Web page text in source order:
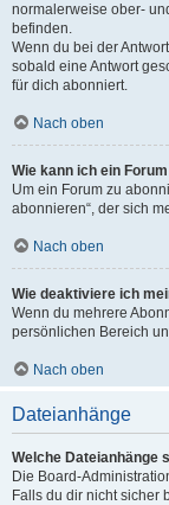
normalerweise ober-
befinden.
Wenn du bei der
sobald eine Antwort
für dich abonniert.
Nach oben
Wie kann ich ein
Um ein Forum zu
abonnieren“, der sich
Nach oben
Wie deaktiviere ich
Wenn du mehrere
persönlichen Bereich
Nach oben
Dateianhänge
Welche Dateianhänge
Die Board-
Falls du dir nicht sicher